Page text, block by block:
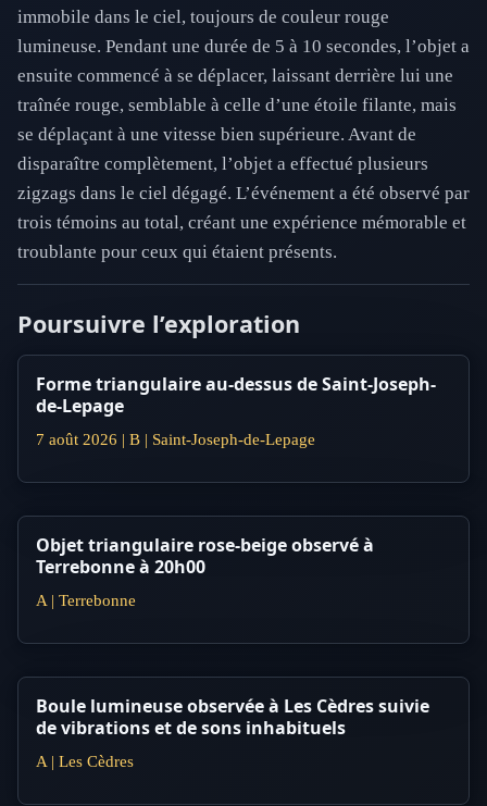
immobile dans le ciel, toujours de couleur rouge
lumineuse. Pendant une durée de 5 à 10 secondes, l’objet a
ensuite commencé à se déplacer, laissant derrière lui une
traînée rouge, semblable à celle d’une étoile filante, mais
se déplaçant à une vitesse bien supérieure. Avant de
disparaître complètement, l’objet a effectué plusieurs
zigzags dans le ciel dégagé. L’événement a été observé par
trois témoins au total, créant une expérience mémorable et
troublante pour ceux qui étaient présents.
Poursuivre l’exploration
Forme triangulaire au-dessus de Saint-Joseph-
de-Lepage
7 août 2026 | B | Saint-Joseph-de-Lepage
Objet triangulaire rose-beige observé à
Terrebonne à 20h00
A | Terrebonne
Boule lumineuse observée à Les Cèdres suivie
de vibrations et de sons inhabituels
A | Les Cèdres